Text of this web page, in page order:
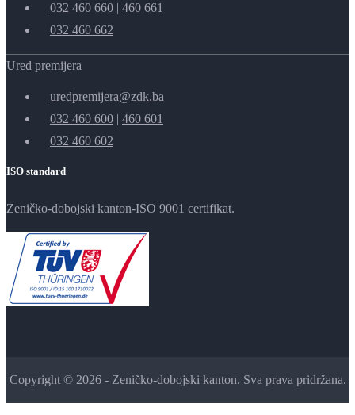
032 460 660 | 460 661
032 460 662
Ured premijera
uredpremijera@zdk.ba
032 460 600 | 460 601
032 460 602
ISO standard
Zeničko-dobojski kanton-ISO 9001 certifikat.
Copyright © 2026 - Zeničko-dobojski kanton. Sva prava pridržana.